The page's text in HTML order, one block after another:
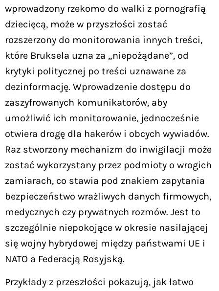
wprowadzony rzekomo do walki z pornografią
dziecięcą, może w przyszłości zostać
rozszerzony do monitorowania innych treści,
które Bruksela uzna za „niepożądane”, od
krytyki politycznej po treści uznawane za
dezinformację. Wprowadzenie dostępu do
zaszyfrowanych komunikatorów, aby
umożliwić ich monitorowanie, jednocześnie
otwiera drogę dla hakerów i obcych wywiadów.
Raz stworzony mechanizm do inwigilacji może
zostać wykorzystany przez podmioty o wrogich
zamiarach, co stawia pod znakiem zapytania
bezpieczeństwo wrażliwych danych firmowych,
medycznych czy prywatnych rozmów. Jest to
szczególnie niepokojące w okresie nasilającej
się wojny hybrydowej między państwami UE i
NATO a Federacją Rosyjską.
Przykłady z przeszłości pokazują, jak łatwo